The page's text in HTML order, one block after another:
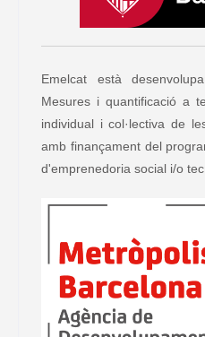
Emelcat està
Mesures i quantificació a
individual i col·lectiva de
amb finançament del
d'emprenedoria social i/o